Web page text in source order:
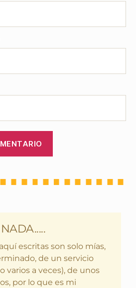
escritas son solo mías,
de un servicio
varios a veces), de unos
por lo que es mi